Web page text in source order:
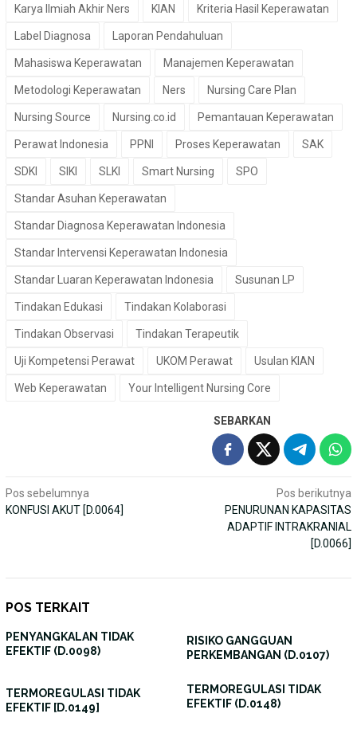
Karya Ilmiah Akhir Ners KIAN Kriteria Hasil Keperawatan
Label Diagnosa Laporan Pendahuluan
Mahasiswa Keperawatan Manajemen Keperawatan
Metodologi Keperawatan Ners Nursing Care Plan
Nursing Source Nursing.co.id Pemantauan Keperawatan
Perawat Indonesia PPNI Proses Keperawatan SAK
SDKI SIKI SLKI Smart Nursing SPO
Standar Asuhan Keperawatan
Standar Diagnosa Keperawatan Indonesia
Standar Intervensi Keperawatan Indonesia
Standar Luaran Keperawatan Indonesia Susunan LP
Tindakan Edukasi Tindakan Kolaborasi
Tindakan Observasi Tindakan Terapeutik
Uji Kompetensi Perawat UKOM Perawat Usulan KIAN
Web Keperawatan Your Intelligent Nursing Core
SEBARKAN
Navigasi
pos
Pos sebelumnya
KONFUSI AKUT [D.0064]
Pos berikutnya
PENURUNAN KAPASITAS
ADAPTIF INTRAKRANIAL
[D.0066]
POS TERKAIT
PENYANGKALAN TIDAK
EFEKTIF (D.0098)
RISIKO GANGGUAN
PERKEMBANGAN (D.0107)
TERMOREGULASI TIDAK
EFEKTIF [D.0149]
TERMOREGULASI TIDAK
EFEKTIF (D.0148)